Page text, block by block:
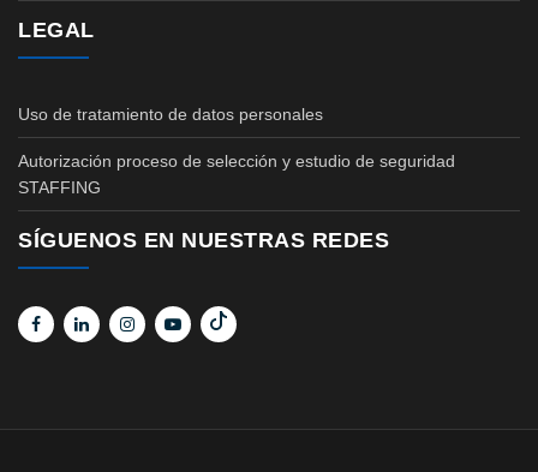
LEGAL
Uso de tratamiento de datos personales
Autorización proceso de selección y estudio de seguridad
STAFFING
SÍGUENOS EN NUESTRAS REDES